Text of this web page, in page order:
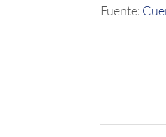
Fuente: